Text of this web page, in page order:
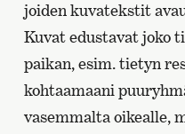
joiden kuvatekstit
Kuvat edustavat joko
paikan, esim. tietyn
kohtaamaani
vasemmalta oikealle,